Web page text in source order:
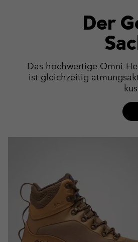
Der
Das hochwertige Omni-
ist gleichzeitig